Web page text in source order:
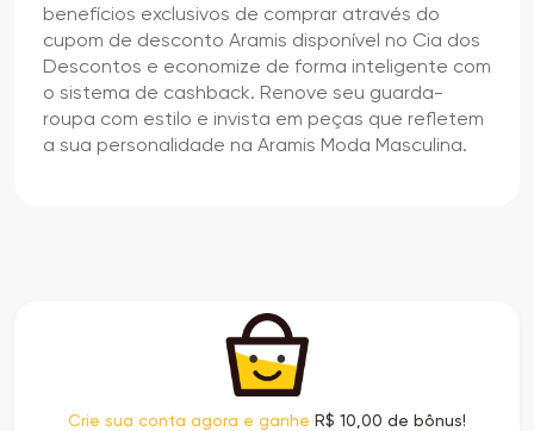
benefícios exclusivos de comprar através do
cupom de desconto Aramis disponível no Cia dos
Descontos e economize de forma inteligente com
o sistema de cashback. Renove seu guarda-
roupa com estilo e invista em peças que refletem
a sua personalidade na Aramis Moda Masculina.
Crie sua conta agora e ganhe R$ 10,00 de bônus!